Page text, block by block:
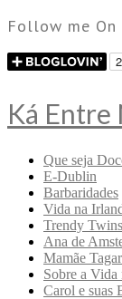
Follow me On
Ká Entre
Que seja
E-Dublin
Barbaridades
Vida na
Trendy Twins
Ana de
Mamãe
Sobre a Vida
Carol e suas